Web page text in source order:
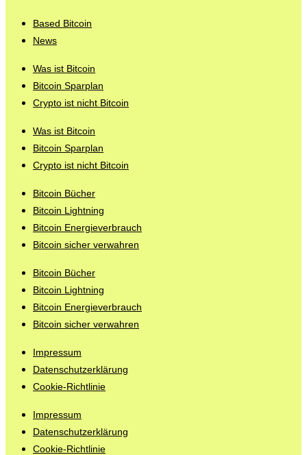
Based Bitcoin
News
Was ist Bitcoin
Bitcoin Sparplan
Crypto ist nicht Bitcoin
Was ist Bitcoin
Bitcoin Sparplan
Crypto ist nicht Bitcoin
Bitcoin Bücher
Bitcoin Lightning
Bitcoin Energieverbrauch
Bitcoin sicher verwahren
Bitcoin Bücher
Bitcoin Lightning
Bitcoin Energieverbrauch
Bitcoin sicher verwahren
Impressum
Datenschutzerklärung
Cookie-Richtlinie
Impressum
Datenschutzerklärung
Cookie-Richtlinie